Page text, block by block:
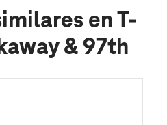
en T-
& 97th